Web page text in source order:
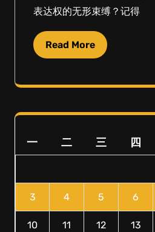
表达权的无形束缚？记得
Read More
一 二 三 四
3 4 5 6
10 11 12 13